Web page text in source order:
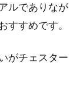
が使える！コ
る？
ルでありなが
すすめです。
がチェスター